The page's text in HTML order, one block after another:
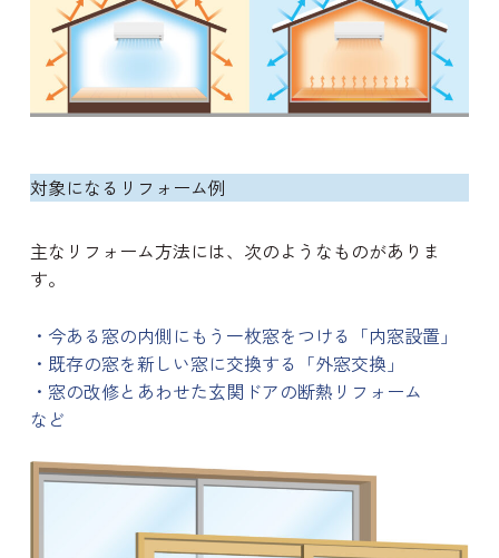
対象になるリフォーム例
主なリフォーム方法には、次のようなものがありま
す。
・今ある窓の内側にもう一枚窓をつける 「内窓設置」
・既存の窓を新しい窓に交換する 「外窓交換」
・窓の改修とあわせた玄関ドアの断熱リフォーム
など